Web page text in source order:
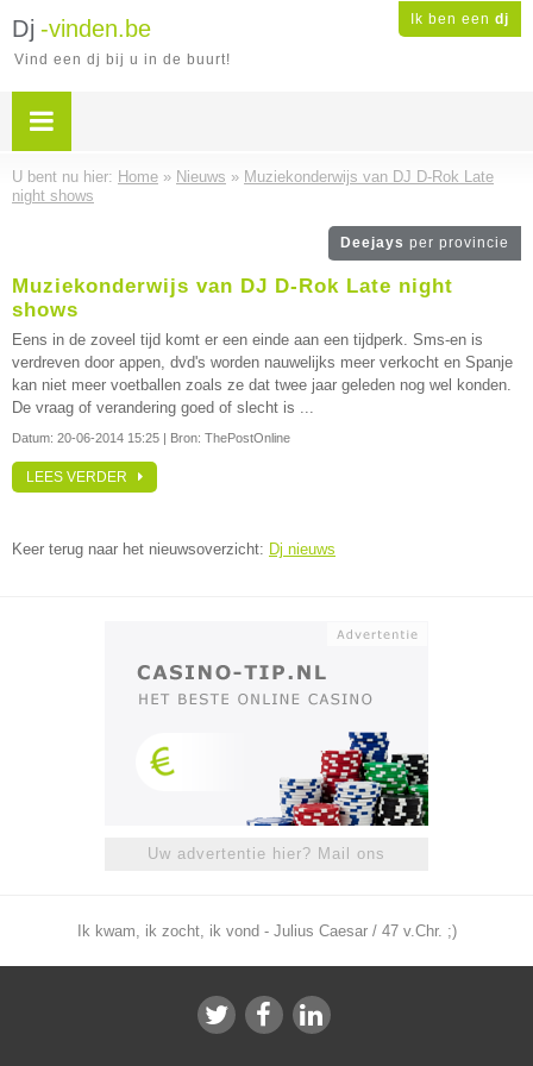
Ik ben een dj
Dj -vinden.be
Vind een dj bij u in de buurt!
U bent nu hier: Home » Nieuws » Muziekonderwijs van DJ D-Rok Late
night shows
Deejays per provincie
Muziekonderwijs van DJ D-Rok Late night
shows
Eens in de zoveel tijd komt er een einde aan een tijdperk. Sms-en is
verdreven door appen, dvd's worden nauwelijks meer verkocht en Spanje
kan niet meer voetballen zoals ze dat twee jaar geleden nog wel konden.
De vraag of verandering goed of slecht is ...
Datum: 20-06-2014 15:25 | Bron: ThePostOnline
LEES VERDER
Keer terug naar het nieuwsoverzicht: Dj nieuws
Uw advertentie hier? Mail ons
Ik kwam, ik zocht, ik vond - Julius Caesar / 47 v.Chr. ;)